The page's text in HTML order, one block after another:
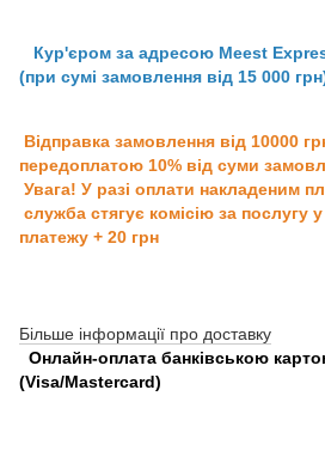
Кур'єром за адресою Meest
(при сумі замовлення від 15 000
Відправка замовлення від 10000
передоплатою 10% від суми
Увага! У разі оплати накладеним
служба стягує комісію за послугу
платежу + 20 грн
Більше інформації про доставку
Онлайн-оплата банківською
(Visa/Mastercard)